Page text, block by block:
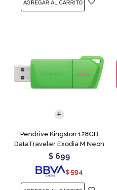
Pendrive Kingston 128GB
DataTraveler Exodia M Neon
Green
$ 699
$ 594